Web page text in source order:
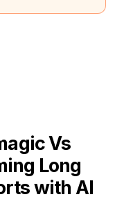
Vs
Long
with AI